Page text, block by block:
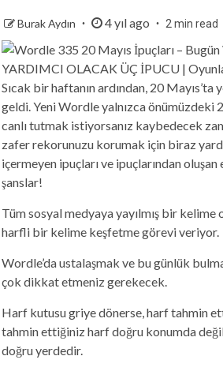
Burak Aydın 4 yıl ago 2 min read
Sıcak bir haftanın ardından, 20
geldi. Yeni Wordle yalnızca
canlı tutmak istiyorsanız kaybedecek
zafer rekorunuzu korumak için biraz
içermeyen ipuçları ve ipuçlarından
şanslar!
Tüm sosyal medyaya yayılmış bir
harfli bir kelime keşfetme görevi veriyor.
Wordle’da ustalaşmak ve bu günlük
çok dikkat etmeniz gerekecek.
Harf kutusu griye dönerse, harf tahmin
tahmin ettiğiniz harf doğru konumda
doğru yerdedir.